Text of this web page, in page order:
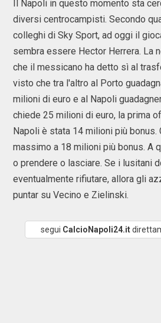
Il Napoli in questo momento sta
diversi centrocampisti. Secondo
colleghi di Sky Sport, ad oggi il
sembra essere Hector Herrera. La
che il messicano ha detto sì al
visto che tra l'altro al Porto
milioni di euro e al Napoli
chiede 25 milioni di euro, la prima
Napoli è stata 14 milioni più bonus.
massimo a 18 milioni più bonus. A
o prendere o lasciare. Se i lusitani
eventualmente rifiutare, allora gli
puntar su Vecino e Zielinski.
segui CalcioNapoli24.it